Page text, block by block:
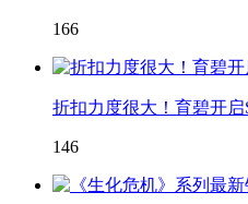
166
折扣力度很大！育碧开启
146